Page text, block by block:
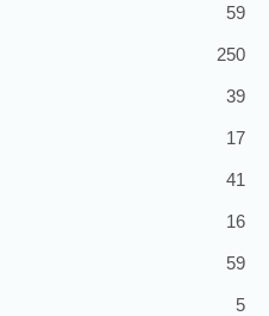
59
250
39
17
41
16
59
5